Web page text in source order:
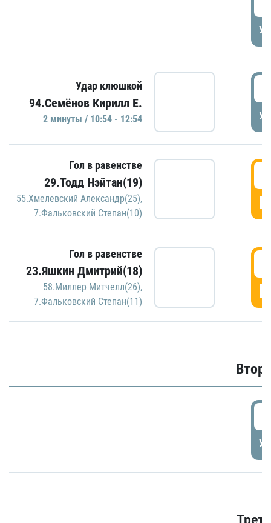
Удар клюшкой
94.Семёнов Кирилл Е.
2 минуты / 10:54 - 12:54
Гол в равенстве
29.Тодд Нэйтан(19)
55.Хмелевский Александр(25),
7.Фальковский Степан(10)
Гол в равенстве
23.Яшкин Дмитрий(18)
58.Миллер Митчелл(26),
7.Фальковский Степан(11)